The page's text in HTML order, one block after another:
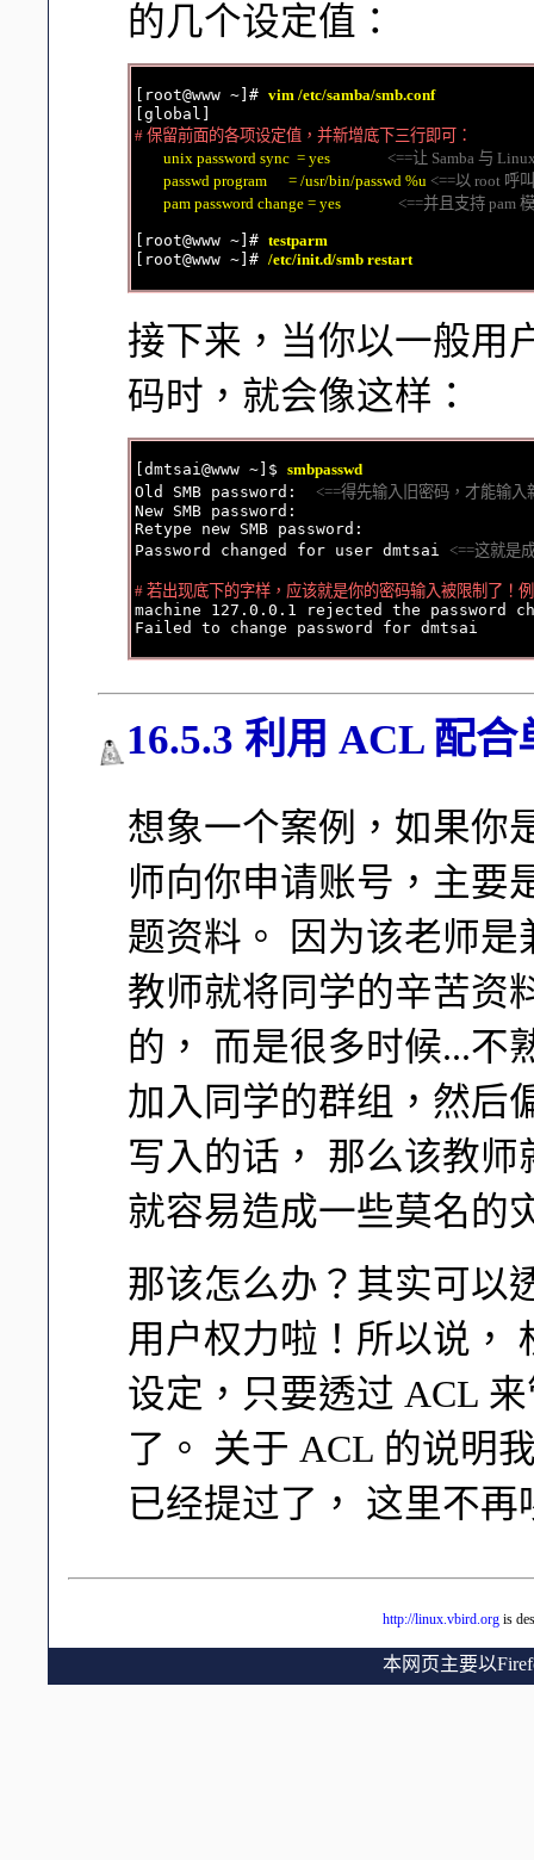
的几个设定值：
[root@www ~]# vim /etc/samba/smb.conf
# 保留前面的各项设定值，并新增底下三行即可：
        unix password sync  = yes
<==让 Samba 与
        passwd program      = /usr/bin/passwd %u
<==以 root 呼
        pam password change = yes
<==并且支持 pam
[root@www ~]# testparm
[root@www ~]# /etc/init.d/smb restart
接下来，当你以一般用
码时，就会像这样：
[dmtsai@www ~]$ smbpasswd
Old SMB password: <==得先输入旧密码，才能输入
New SMB password:
Retype new SMB password:
Password changed for user dmtsai <==这就是
# 若出现底下的字样，应该就是你的密码输入被限制了！
machine 127.0.0.1 rejected the password
16.5.3 利用 ACL 配
想象一个案例，如果你
师向你申请账号，主要
题资料。 因为该老师
教师就将同学的辛苦资
的， 而是很多时候...不
加入同学的群组，然后
写入的话， 那么该教
就容易造成一些莫名的
那该怎么办？其实可以
用户权力啦！所以说，
设定，只要透过 ACL
了。 关于 ACL 的说明
已经提过了， 这里不
http://linux.vbird.org is
本网页主要以